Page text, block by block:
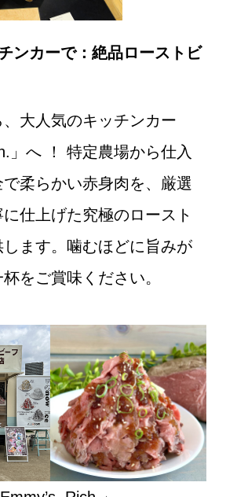
ンカーで：絶品ローストビ
大人気のキッチンカー
」へ ！ 特定農場から仕入
柔らかい赤身肉を、厳選
仕上げた究極のロースト
ます。噛むほどに旨みが
をご賞味ください。